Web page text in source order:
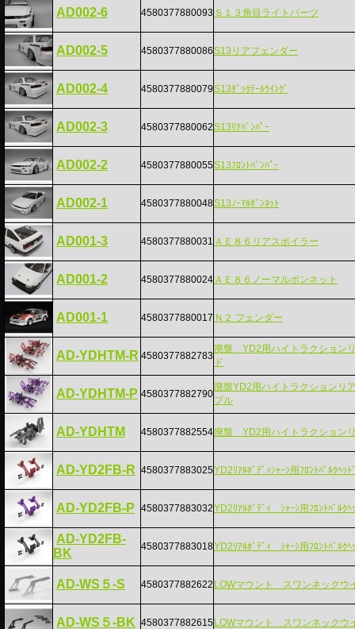
AD002-6 4580377880093 Ｓ１３角目ライトパーツ
AD002-5 4580377880086S13リアフェンダー
AD002-4 4580377880079S13ﾀﾞｯｸﾃｰﾙｳｲﾝｸﾞ
AD002-3 4580377880062S13ﾘｱﾊﾞﾝﾊﾟｰ
AD002-2 4580377880055S13ﾌﾛﾝﾄﾊﾞﾝﾊﾟｰ
AD002-1 4580377880048S13ﾉｰﾏﾙﾎﾞﾝﾈｯﾄ
AD001-3 4580377880031 ＡＥ８６リアスポイラー
AD001-2 4580377880024 ＡＥ８６ノーマルボンネット
AD001-1 4580377880017 Ｎ２ フェンダー
AD-YDHTM-R 4580377882783
廃盤 YD2用ハイトラクション
ド
AD-YDHTM-P 4580377882790
廃盤YD2用ハイトラクション
プル
AD-YDHTM 4580377882554廃盤 YD2用ハイトラクション
AD-YD2FB-R 4580377883025YD2ﾘｱﾙﾎﾞﾃﾞｨｼｬｰｼ用ﾌﾛﾝﾄﾊﾞﾙｸﾍｯﾄ
AD-YD2FB-P 4580377883032YD2ﾘｱﾙﾎﾞﾃﾞｨ ｼｬｰｼ用ﾌﾛﾝﾄﾊﾞﾙｸﾍ
AD-YD2FB-
BK
4580377883018YD2ﾘｱﾙﾎﾞﾃﾞｨ ｼｬｰｼ用ﾌﾛﾝﾄﾊﾞﾙｸﾍ
AD-WS５-S 4580377882622 LOWマウント スワンネック
AD-WS５-BK 4580377882615 LOWマウント スワンネック